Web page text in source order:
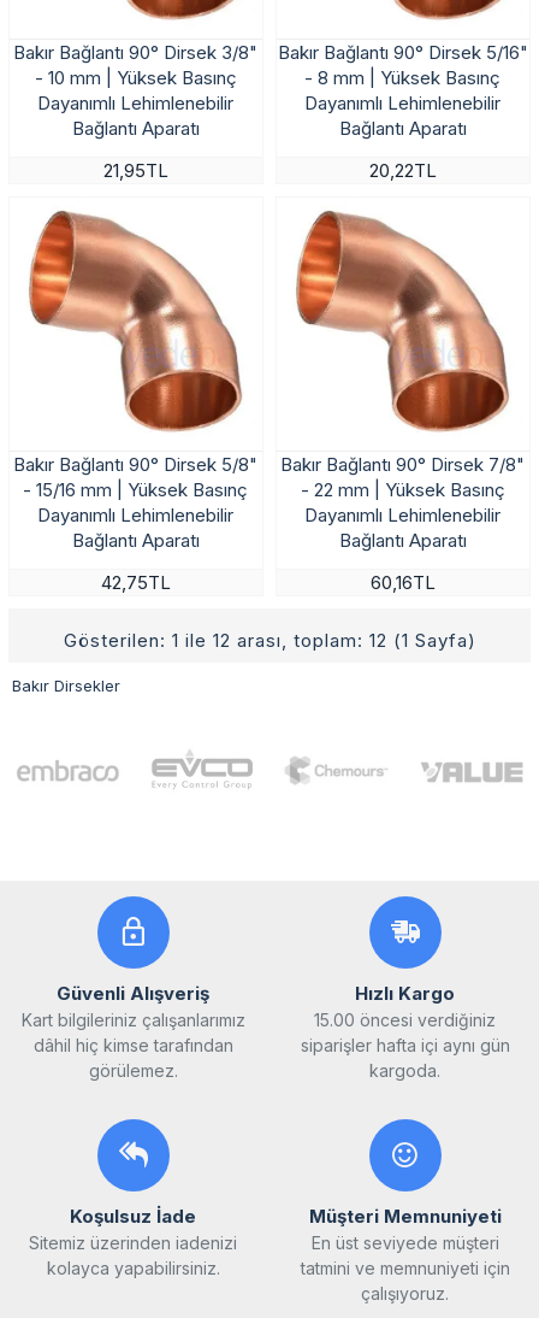
Bakır Dirsekler
Bakır Bağlantı 90° Dirsek 3/8"
- 10 mm | Yüksek Basınç
Dayanımlı Lehimlenebilir
Bağlantı Aparatı
21,95TL
Bakır Bağlantı 90° Dirsek 5/16"
- 8 mm | Yüksek Basınç
Dayanımlı Lehimlenebilir
Bağlantı Aparatı
20,22TL
Bakır Bağlantı 90° Dirsek 5/8"
- 15/16 mm | Yüksek Basınç
Dayanımlı Lehimlenebilir
Bağlantı Aparatı
42,75TL
Bakır Bağlantı 90° Dirsek 7/8"
- 22 mm | Yüksek Basınç
Dayanımlı Lehimlenebilir
Bağlantı Aparatı
60,16TL
Gösterilen: 1 ile 12 arası, toplam: 12 (1 Sayfa)
Güvenli Alışveriş
Kart bilgileriniz çalışanlarımız
dâhil hiç kimse tarafından
görülemez.
Hızlı Kargo
15.00 öncesi verdiğiniz
siparişler hafta içi aynı gün
kargoda.
Koşulsuz İade
Sitemiz üzerinden iadenizi
kolayca yapabilirsiniz.
Müşteri Memnuniyeti
En üst seviyede müşteri
tatmini ve memnuniyeti için
çalışıyoruz.